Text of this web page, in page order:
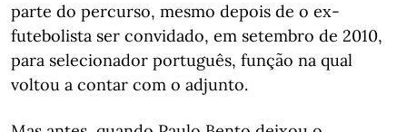
parte do percurso, mesmo depois de o ex-
futebolista ser convidado, em setembro de 2010,
para selecionador português, função na qual
voltou a contar com o adjunto.